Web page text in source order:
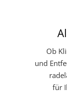
Ob
und
für